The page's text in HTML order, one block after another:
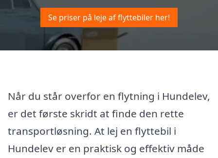
Se priser på leje af flyttebiler her!
Når du står overfor en flytning i Hundelev,
er det første skridt at finde den rette
transportløsning. At lej en flyttebil i
Hundelev er en praktisk og effektiv måde